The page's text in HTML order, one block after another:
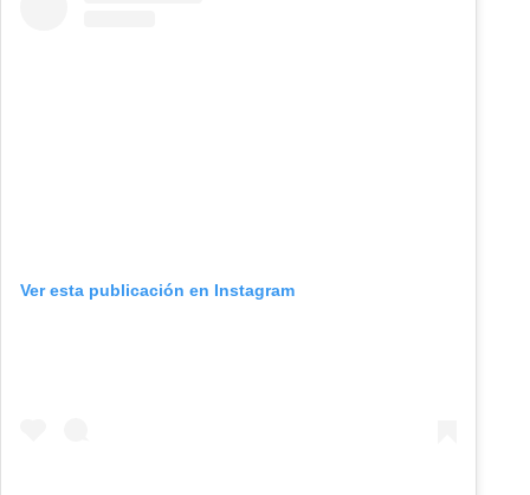
Ver esta publicación en Instagram